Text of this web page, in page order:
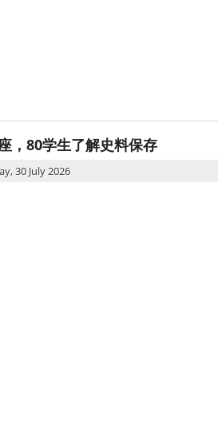
，80学生了解史料保存
30 July 2026